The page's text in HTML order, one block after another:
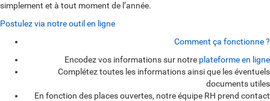
simplement et à tout moment de l’année.
Postulez via notre outil en ligne
Comment ça fonctionne ?
Encodez vos informations sur notre plateforme en ligne
Complétez toutes les informations ainsi que les éventuels
documents utiles
En fonction des places ouvertes, notre équipe RH prend contact